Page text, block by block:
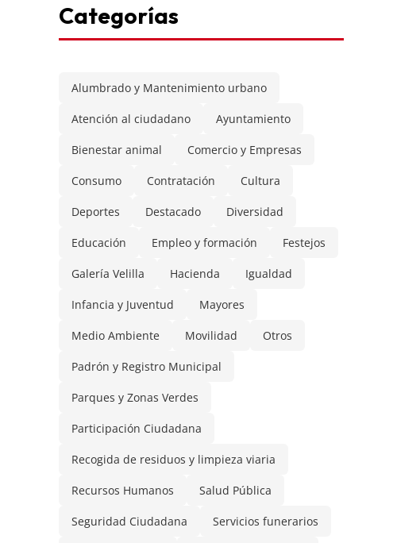
Categorías
Alumbrado y Mantenimiento urbano
Atención al ciudadano Ayuntamiento
Bienestar animal Comercio y Empresas
Consumo Contratación Cultura
Deportes Destacado Diversidad
Educación Empleo y formación Festejos
Galería Velilla Hacienda Igualdad
Infancia y Juventud Mayores
Medio Ambiente Movilidad Otros
Padrón y Registro Municipal
Parques y Zonas Verdes
Participación Ciudadana
Recogida de residuos y limpieza viaria
Recursos Humanos Salud Pública
Seguridad Ciudadana Servicios funerarios